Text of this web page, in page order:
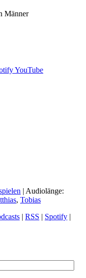
Männer
YouTube
| Audiolänge:
, Tobias
| RSS | Spotify |